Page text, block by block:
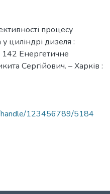
процесу
циліндрі дизеля :
142 Енергетичне
Сергійович. – Харків :
handle/123456789/5184